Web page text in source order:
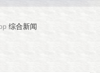
综合新闻